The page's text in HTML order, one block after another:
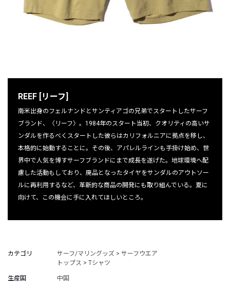
REEF [リーフ]
南米出身のフェルナンドとサンティアゴの兄弟でスタートしたサーフ
ブランド、〈リーフ〉。1984年のスタート当初、クオリティの高いサ
ンダルを作るべくスタートした彼らはカリフォルニアに拠点を移し、
本格的に始動することに。その後、アパレルラインも手掛け始め、世
界中で人気を博すサーフブランドにまで成長を遂げた。地球環境へ配
慮した活動もしており、廃品となったタイヤをサンダルのアウトソー
ルに再利用するなど、革新的な商品の開発にも取り組んでいる。夏に
向けて、この機会に手に入れてほしいところ。
カテゴリ
サーフ/マリングッズ > サーフウエア
トップス > Tシャツ
生産国 中国